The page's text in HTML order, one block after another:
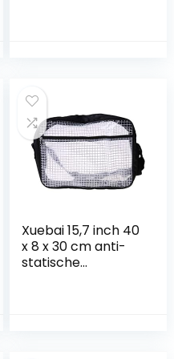
schoudertas met
kaartvakken
Xuebai 15,7 inch 40
x 8 x 30 cm anti-
statische